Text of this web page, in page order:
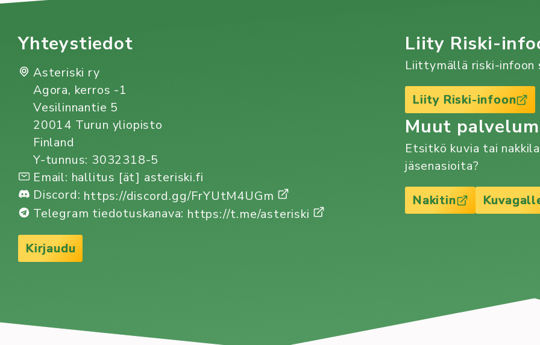
Tapahtuma
Uutinen
varaslähtö
Lue lisää
Alumnikerhon
piknik-
risteily
24.8.
–
ilmo
auki!
Yhteystiedot
Asteriski ry
Agora, kerros -1
Vesilinnantie 5
20014 Turun yliopisto
Finland
Y-tunnus: 3032318-5
Email: hallitus [ät] asteriski.fi
Discord: https://discord.gg/FrYUtM4UGm
Telegram tiedotuskanava: https://t.me/asteriski
Kirjaudu
Liity Riski-
Liittymällä riski-
Liity Riski-infoon
Muut
Etsitkö kuvia tai
jäsenasioita?
Nakitin